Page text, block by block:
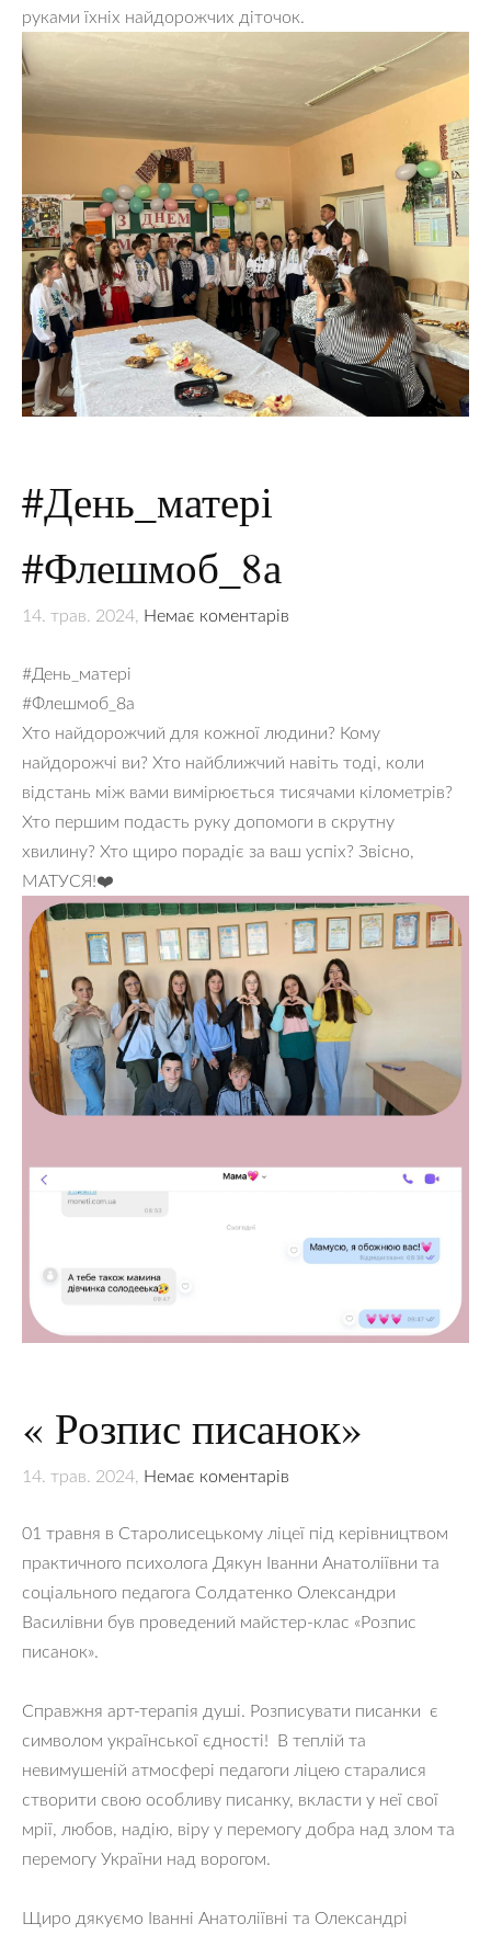
руками їхніх найдорожчих діточок.
#День_матері
#Флешмоб_8а
14. трав. 2024, Немає коментарів
#День_матері
#Флешмоб_8а
Хто найдорожчий для кожної людини? Кому
найдорожчі ви? Хто найближчий навіть тоді, коли
відстань між вами вимірюється тисячами кілометрів?
Хто першим подасть руку допомоги в скрутну
хвилину? Хто щиро порадіє за ваш успіх? Звісно,
МАТУСЯ!❤️
« Розпис писанок»
14. трав. 2024, Немає коментарів
01 травня в Старолисецькому ліцеї під керівництвом
практичного психолога Дякун Іванни Анатоліївни та
соціального педагога Солдатенко Олександри
Василівни був проведений майстер-клас «Розпис
писанок».
Справжня арт-терапія душі. Розписувати писанки є
символом української єдності! В теплій та
невимушеній атмосфері педагоги ліцею старалися
створити свою особливу писанку, вкласти у неї свої
мрії, любов, надію, віру у перемогу добра над злом та
перемогу України над ворогом.
Щиро дякуємо Іванні Анатоліївні та Олександрі